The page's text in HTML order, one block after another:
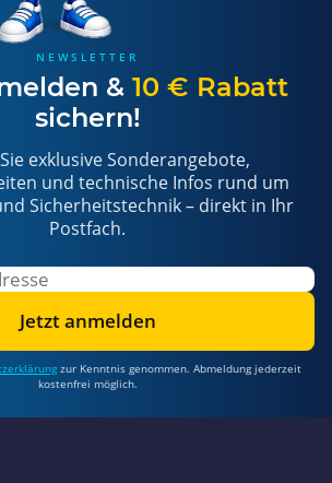
NEWSLETTER
& 10 € Rabatt
sichern!
exklusive Sonderangebote,
und technische Infos rund um
Sicherheitstechnik – direkt in Ihr
Postfach.
Jetzt anmelden
zur Kenntnis genommen. Abmeldung jederzeit
kostenfrei möglich.